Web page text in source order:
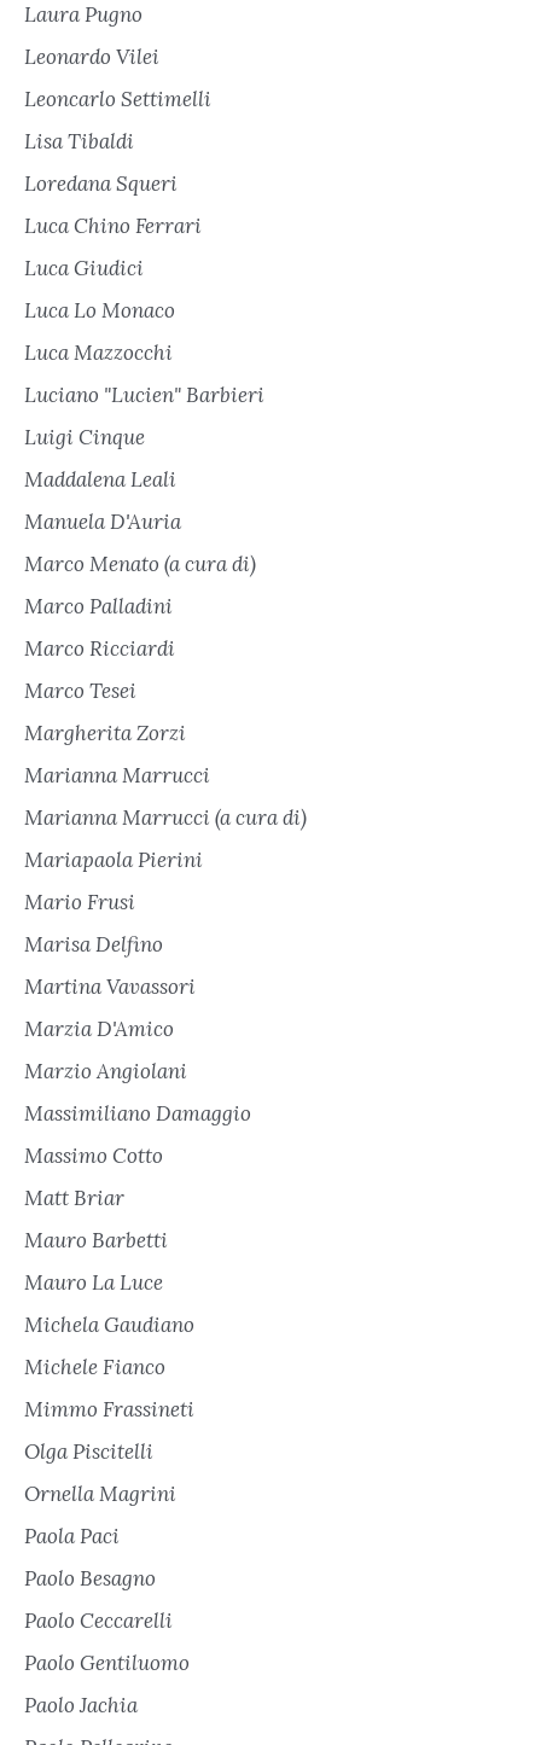
Laura Pugno
Leonardo Vilei
Leoncarlo Settimelli
Lisa Tibaldi
Loredana Squeri
Luca Chino Ferrari
Luca Giudici
Luca Lo Monaco
Luca Mazzocchi
Luciano "Lucien" Barbieri
Luigi Cinque
Maddalena Leali
Manuela D'Auria
Marco Menato (a cura di)
Marco Palladini
Marco Ricciardi
Marco Tesei
Margherita Zorzi
Marianna Marrucci
Marianna Marrucci (a cura di)
Mariapaola Pierini
Mario Frusi
Marisa Delfino
Martina Vavassori
Marzia D'Amico
Marzio Angiolani
Massimiliano Damaggio
Massimo Cotto
Matt Briar
Mauro Barbetti
Mauro La Luce
Michela Gaudiano
Michele Fianco
Mimmo Frassineti
Olga Piscitelli
Ornella Magrini
Paola Paci
Paolo Besagno
Paolo Ceccarelli
Paolo Gentiluomo
Paolo Jachia